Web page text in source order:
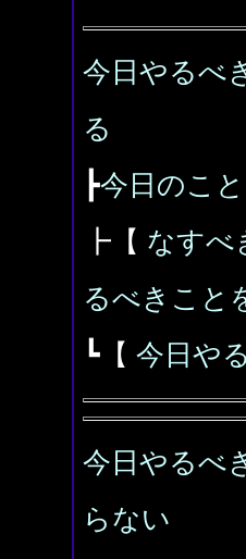
今日やるべ
る
┣今日のこ
┣【 なすべ
るべきこと
┗【 今日や
今日やるべ
らない